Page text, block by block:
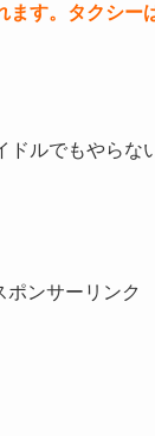
ます。タクシー
ルでもやらな
ポンサーリンク